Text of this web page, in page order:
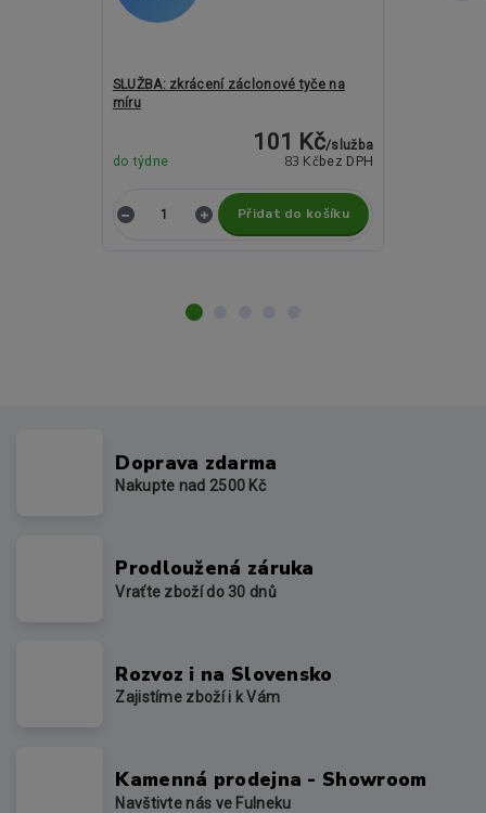
SLUŽBA: zkrácení záclonové tyče na
míru
101 Kč/služba
83 Kč bez DPH
do týdne
Přidat do košíku
Doprava zdarma
Nakupte nad 2500 Kč
Prodloužená záruka
Vraťte zboží do 30 dnů
Rozvoz i na Slovensko
Zajistíme zboží i k Vám
Kamenná prodejna - Showroom
Navštivte nás ve Fulneku